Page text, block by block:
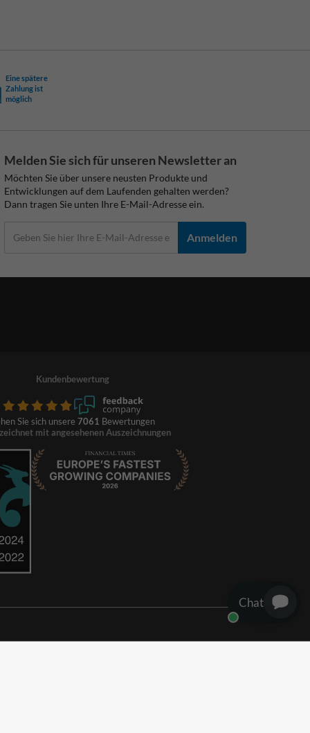
Eine spätere
Zahlung ist
möglich
Melden Sie sich für unseren Newsletter an
Möchten Sie über unsere neusten Produkte und
Entwicklungen auf dem Laufenden gehalten werden?
Dann tragen Sie unten Ihre E-Mail-Adresse ein.
Anmelden
Kundenbewertung
Sie sich unsere 7061 Bewertungen
mit angesehenen Auszeichnungen
Chat